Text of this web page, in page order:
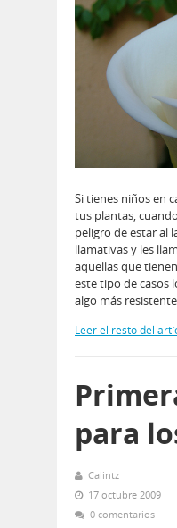
Si tienes niños en
tus plantas,
peligro de estar al
llamativas y les
aquellas que
este tipo de casos
algo más
Leer el resto del
para
Calintz
17 octubre 2009
0 comentarios